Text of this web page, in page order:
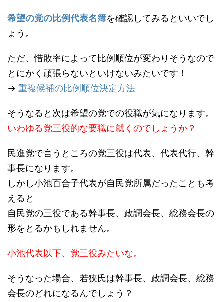
希望の党の比例代表名簿を確認してみるといいでし
ょう。
ただ、惜敗率によって比例順位が変わりそうなので
とにかく頑張らないといけないみたいです！
→ 重複候補の比例順位決定方法
そうなると次は希望の党での役職が気になります。
いわゆる党三役的な要職に就くのでしょうか？
民進党で言うところの党三役は代表、代表代行、幹
事長になります。
しかし小池百合子代表が自民党所属だったことも考
えると
自民党の三役である幹事長、政調会長、総務会長の
形をとるかもしれません。
小池代表以下、党三役みたいな。
そうなった場合、若狭氏は幹事長、政調会長、総務
会長のどれになるんでしょう？